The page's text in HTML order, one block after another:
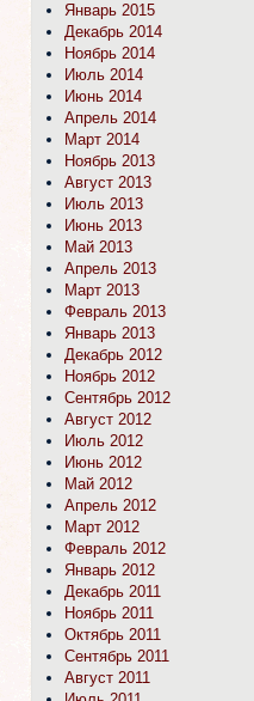
Январь 2015
Декабрь 2014
Ноябрь 2014
Июль 2014
Июнь 2014
Апрель 2014
Март 2014
Ноябрь 2013
Август 2013
Июль 2013
Июнь 2013
Май 2013
Апрель 2013
Март 2013
Февраль 2013
Январь 2013
Декабрь 2012
Ноябрь 2012
Сентябрь 2012
Август 2012
Июль 2012
Июнь 2012
Май 2012
Апрель 2012
Март 2012
Февраль 2012
Январь 2012
Декабрь 2011
Ноябрь 2011
Октябрь 2011
Сентябрь 2011
Август 2011